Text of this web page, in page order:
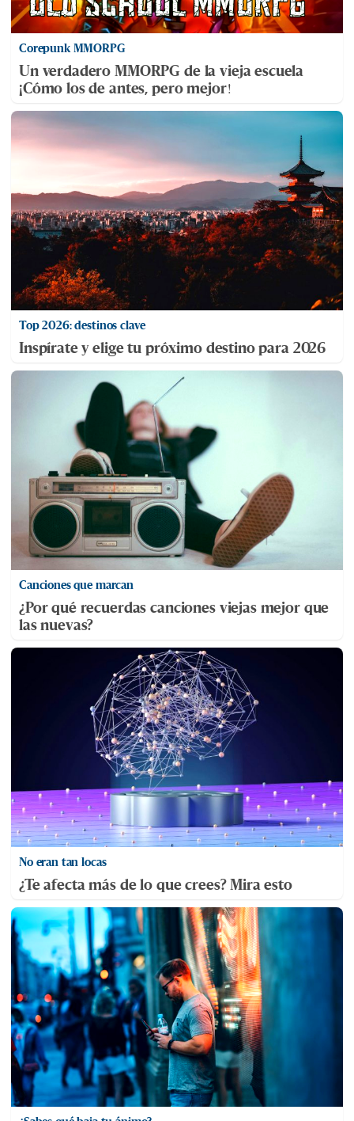
Corepunk MMORPG
Un verdadero MMORPG de la vieja escuela
¡Cómo los de antes, pero mejor!
Top 2026: destinos clave
Inspírate y elige tu próximo destino para 2026
Canciones que marcan
¿Por qué recuerdas canciones viejas mejor que
las nuevas?
No eran tan locas
¿Te afecta más de lo que crees? Mira esto